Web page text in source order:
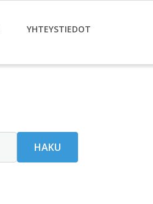
YHTEYSTIEDOT
HAKU